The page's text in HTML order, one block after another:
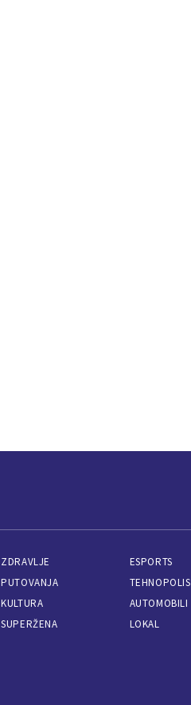
ZDRAVLJE
PUTOVANJA
KULTURA
SUPERŽENA
ESPORTS
TEHNOPOLIS
AUTOMOBILI
LOKAL